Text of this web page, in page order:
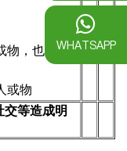
物，也會令
或物
交等造成明
WHATSAPP